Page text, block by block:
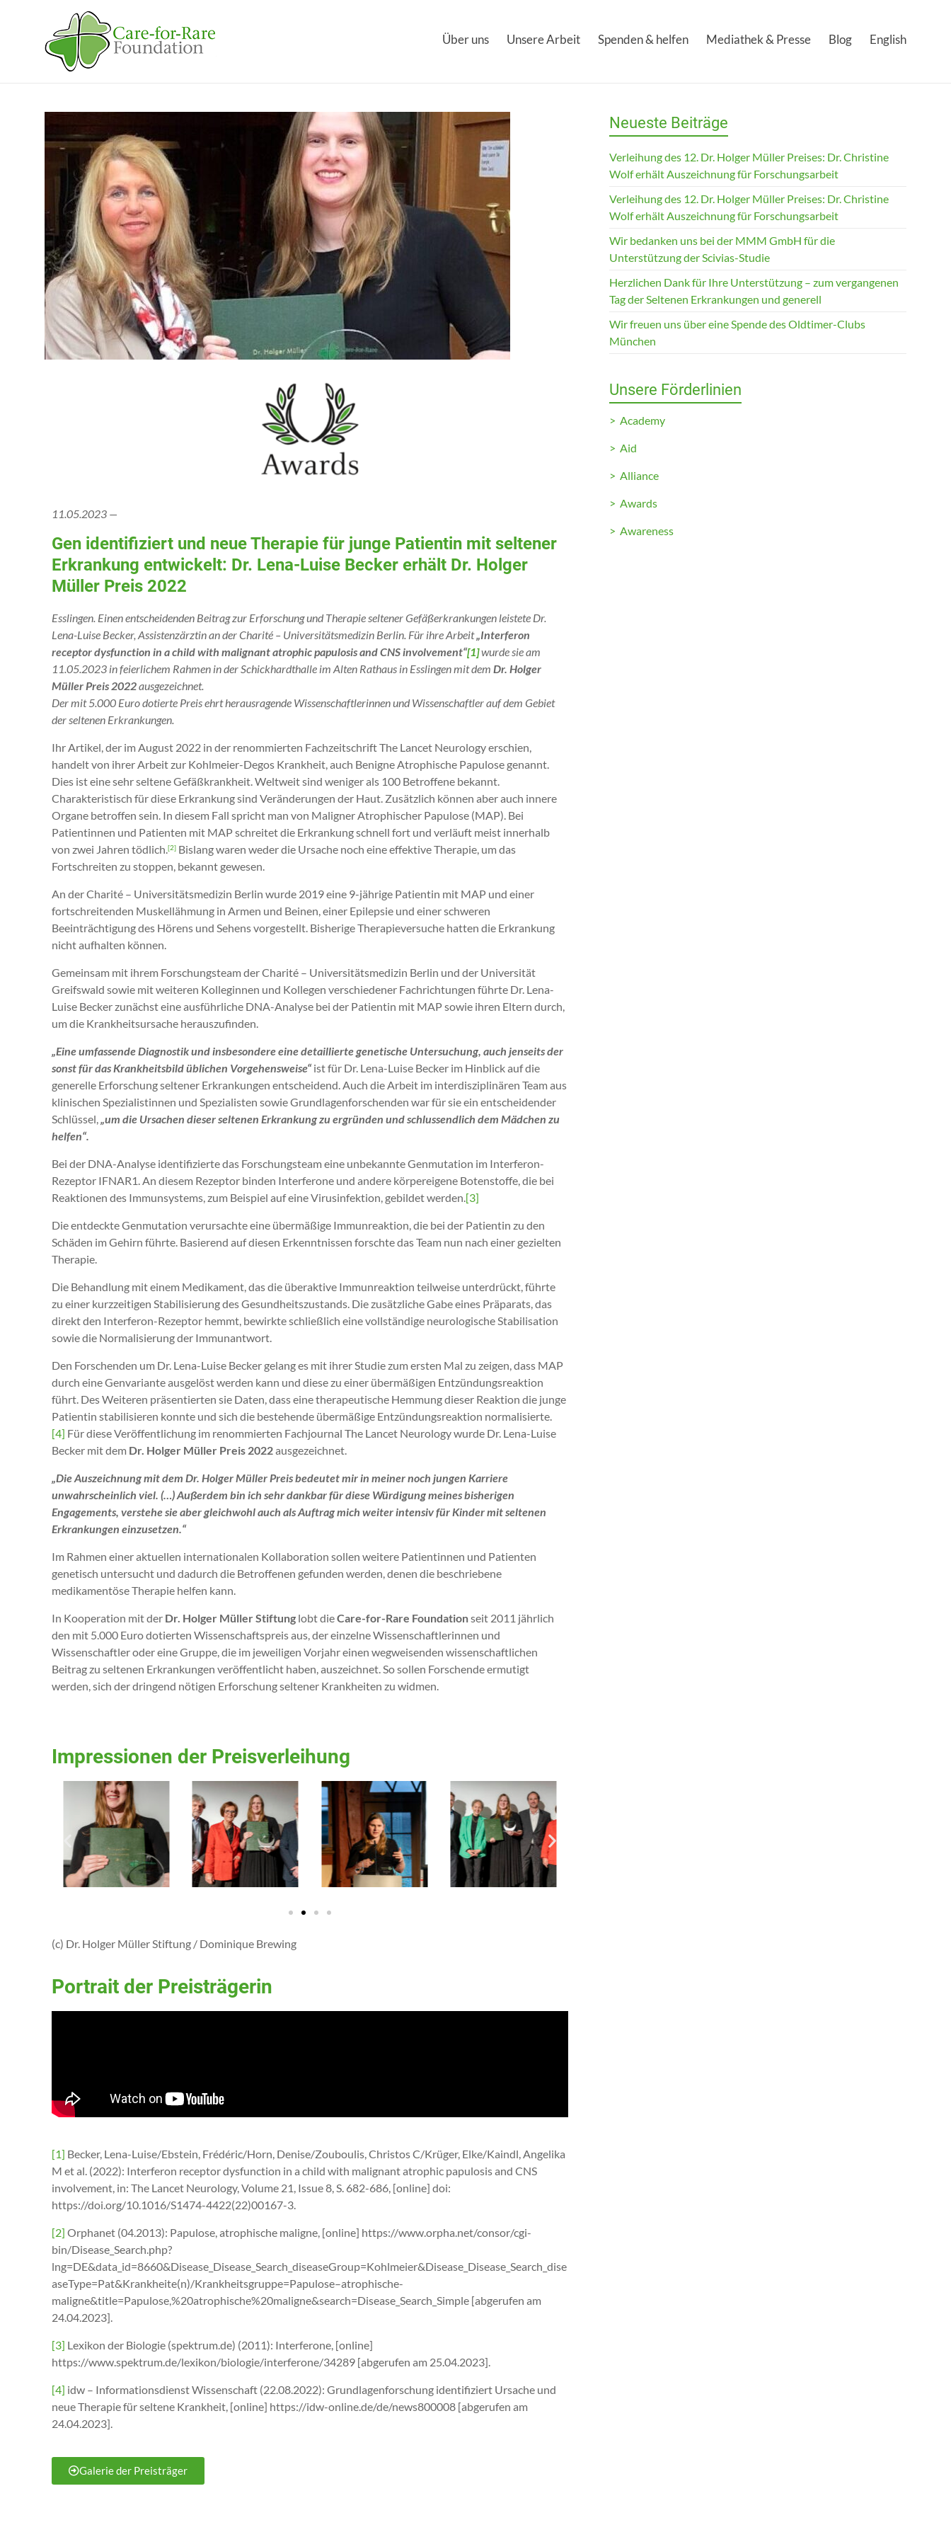
Über uns Unsere Arbeit Spenden & helfen Mediathek & Presse Blog English
11.05.2023 —
Gen identifiziert und neue Therapie für junge Patientin mit seltener
Erkrankung entwickelt: Dr. Lena-Luise Becker erhält Dr. Holger
Müller Preis 2022
Esslingen. Einen entscheidenden Beitrag zur Erforschung und Therapie seltener Gefäßerkrankungen leistete Dr.
Lena-Luise Becker, Assistenzärztin an der Charité – Universitätsmedizin Berlin. Für ihre Arbeit„Interferon
receptor dysfunction in a child with malignant atrophic papulosis and CNS involvement“[1]wurde sie am
11.05.2023 in feierlichem Rahmen in der Schickhardthalle im Alten Rathaus in Esslingen mit dem Dr. Holger
Müller Preis 2022ausgezeichnet.
Der mit 5.000 Euro dotierte Preis ehrt herausragende Wissenschaftlerinnen und Wissenschaftler auf dem Gebiet
der seltenen Erkrankungen.
Ihr Artikel, der im August 2022 in der renommierten Fachzeitschrift The Lancet Neurology erschien,
handelt von ihrer Arbeit zur Kohlmeier-Degos Krankheit, auch Benigne Atrophische Papulose genannt.
Dies ist eine sehr seltene Gefäßkrankheit. Weltweit sind weniger als 100 Betroffene bekannt.
Charakteristisch für diese Erkrankung sind Veränderungen der Haut. Zusätzlich können aber auch innere
Organe betroffen sein. In diesem Fall spricht man von Maligner Atrophischer Papulose (MAP). Bei
Patientinnen und Patienten mit MAP schreitet die Erkrankung schnell fort und verläuft meist innerhalb
von zwei Jahren tödlich.[2] Bislang waren weder die Ursache noch eine effektive Therapie, um das
Fortschreiten zu stoppen, bekannt gewesen.
An der Charité – Universitätsmedizin Berlin wurde 2019 eine 9-jährige Patientin mit MAP und einer
fortschreitenden Muskellähmung in Armen und Beinen, einer Epilepsie und einer schweren
Beeinträchtigung des Hörens und Sehens vorgestellt. Bisherige Therapieversuche hatten die Erkrankung
nicht aufhalten können.
Gemeinsam mit ihrem Forschungsteam der Charité – Universitätsmedizin Berlin und der Universität
Greifswald sowie mit weiteren Kolleginnen und Kollegen verschiedener Fachrichtungen führte Dr. Lena-
Luise Becker zunächst eine ausführliche DNA-Analyse bei der Patientin mit MAP sowie ihren Eltern durch,
um die Krankheitsursache herauszufinden.
„Eine umfassende Diagnostik und insbesondere eine detaillierte genetische Untersuchung, auch jenseits der
sonst für das Krankheitsbild üblichen Vorgehensweise“ist für Dr. Lena-Luise Becker im Hinblick auf die
generelle Erforschung seltener Erkrankungen entscheidend. Auch die Arbeit im interdisziplinären Team aus
klinischen Spezialistinnen und Spezialisten sowie Grundlagenforschenden war für sie ein entscheidender
Schlüssel,„um die Ursachen dieser seltenen Erkrankung zu ergründen und schlussendlich dem Mädchen zu
helfen“.
Bei der DNA-Analyse identifizierte das Forschungsteam eine unbekannte Genmutation im Interferon-
Rezeptor IFNAR1. An diesem Rezeptor binden Interferone und andere körpereigene Botenstoffe, die bei
Reaktionen des Immunsystems, zum Beispiel auf eine Virusinfektion, gebildet werden.[3]
Die entdeckte Genmutation verursachte eine übermäßige Immunreaktion, die bei der Patientin zu den
Schäden im Gehirn führte. Basierend auf diesen Erkenntnissen forschte das Team nun nach einer gezielten
Therapie.
Die Behandlung mit einem Medikament, das die überaktive Immunreaktion teilweise unterdrückt, führte
zu einer kurzzeitigen Stabilisierung des Gesundheitszustands. Die zusätzliche Gabe eines Präparats, das
direkt den Interferon-Rezeptor hemmt, bewirkte schließlich eine vollständige neurologische Stabilisation
sowie die Normalisierung der Immunantwort.
Den Forschenden um Dr. Lena-Luise Becker gelang es mit ihrer Studie zum ersten Mal zu zeigen, dass MAP
durch eine Genvariante ausgelöst werden kann und diese zu einer übermäßigen Entzündungsreaktion
führt. Des Weiteren präsentierten sie Daten, dass eine therapeutische Hemmung dieser Reaktion die junge
Patientin stabilisieren konnte und sich die bestehende übermäßige Entzündungsreaktion normalisierte.
[4] Für diese Veröffentlichung im renommierten Fachjournal The Lancet Neurology wurde Dr. Lena-Luise
Becker mit dem Dr. Holger Müller Preis 2022ausgezeichnet.
„Die Auszeichnung mit dem Dr. Holger Müller Preis bedeutet mir in meiner noch jungen Karriere
unwahrscheinlich viel. (…) Außerdem bin ich sehr dankbar für diese Würdigung meines bisherigen
Engagements, verstehe sie aber gleichwohl auch als Auftrag mich weiter intensivfür Kinder mit seltenen
Erkrankungen einzusetzen.“
Im Rahmen einer aktuellen internationalen Kollaboration sollen weitere Patientinnen und Patienten
genetisch untersucht und dadurch die Betroffenen gefunden werden, denen die beschriebene
medikamentöse Therapie helfen kann.
In Kooperation mit der Dr. Holger Müller Stiftung lobt dieCare-for-Rare Foundationseit 2011 jährlich
den mit 5.000 Euro dotierten Wissenschaftspreis aus, der einzelne Wissenschaftlerinnen und
Wissenschaftler oder eine Gruppe, die im jeweiligen Vorjahr einen wegweisenden wissenschaftlichen
Beitrag zu seltenen Erkrankungen veröffentlicht haben, auszeichnet. So sollen Forschende ermutigt
werden, sich der dringend nötigen Erforschung seltener Krankheiten zu widmen.
Impressionen der Preisverleihung
(c) Dr. Holger Müller Stiftung / Dominique Brewing
Portrait der Preisträgerin
[1] Becker, Lena-Luise/Ebstein, Frédéric/Horn, Denise/Zouboulis, Christos C/Krüger, Elke/Kaindl, Angelika
M et al. (2022): Interferon receptor dysfunction in a child with malignant atrophic papulosis and CNS
involvement, in: The Lancet Neurology, Volume 21, Issue 8, S. 682-686, [online] doi:
https://doi.org/10.1016/S1474-4422(22)00167-3.
[2] Orphanet (04.2013): Papulose, atrophische maligne, [online] https://www.orpha.net/consor/cgi-
bin/Disease_Search.php?
lng=DE&data_id=8660&Disease_Disease_Search_diseaseGroup=Kohlmeier&Disease_Disease_Search_dise
aseType=Pat&Krankheite(n)/Krankheitsgruppe=Papulose–atrophische-
maligne&title=Papulose,%20atrophische%20maligne&search=Disease_Search_Simple [abgerufen am
24.04.2023].
[3] Lexikon der Biologie (spektrum.de) (2011): Interferone, [online]
https://www.spektrum.de/lexikon/biologie/interferone/34289 [abgerufen am 25.04.2023].
[4] idw – Informationsdienst Wissenschaft (22.08.2022): Grundlagenforschung identifiziert Ursache und
neue Therapie für seltene Krankheit, [online] https://idw-online.de/de/news800008 [abgerufen am
24.04.2023].
Galerie der Preisträger
Neueste Beiträge
Verleihung des 12. Dr. Holger Müller Preises: Dr. Christine
Wolf erhält Auszeichnung für Forschungsarbeit
Verleihung des 12. Dr. Holger Müller Preises: Dr. Christine
Wolf erhält Auszeichnung für Forschungsarbeit
Wir bedanken uns bei der MMM GmbH für die
Unterstützung der Scivias-Studie
Herzlichen Dank für Ihre Unterstützung – zum vergangenen
Tag der Seltenen Erkrankungen und generell
Wir freuen uns über eine Spende des Oldtimer-Clubs
München
Unsere Förderlinien
> Academy
> Aid
> Alliance
> Awards
> Awareness